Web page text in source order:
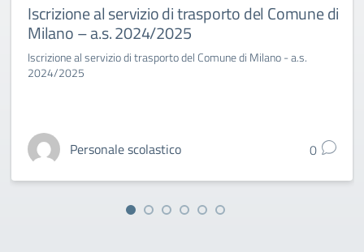
Iscrizione al servizio di trasporto del Comune di
Milano – a.s. 2024/2025
Iscrizione al servizio di trasporto del Comune di Milano - a.s.
2024/2025
Personale scolastico 0